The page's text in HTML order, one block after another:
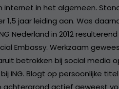
internet in het algemeen.
1,5 jaar leiding aan. Was
Nederland in 2012
Embassy. Werkzaam
betrokken bij social media
ING. Blogt op persoonlijke
achtergrond actief geweest